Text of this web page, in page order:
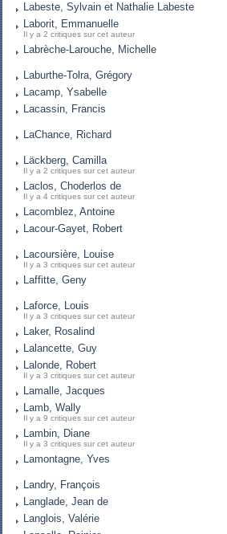
Labeste, Sylvain et Nathalie Labeste
Laborit, Emmanuelle
Il y a 2 critiques sur cet auteur
Labrèche-Larouche, Michelle
Laburthe-Tolra, Grégory
Lacamp, Ysabelle
Lacassin, Francis
LaChance, Richard
Läckberg, Camilla
Il y a 2 critiques sur cet auteur
Laclos, Choderlos de
Il y a 4 critiques sur cet auteur
Lacomblez, Antoine
Lacour-Gayet, Robert
Lacoursière, Louise
Il y a 3 critiques sur cet auteur
Laffitte, Geny
Laforce, Louis
Il y a 3 critiques sur cet auteur
Laker, Rosalind
Lalancette, Guy
Lalonde, Robert
Il y a 3 critiques sur cet auteur
Lamalle, Jacques
Lamb, Wally
Il y a 9 critiques sur cet auteur
Lambin, Diane
Il y a 3 critiques sur cet auteur
Lamontagne, Yves
Landry, François
Langlade, Jean de
Langlois, Valérie